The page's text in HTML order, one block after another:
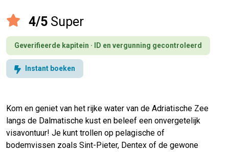
4/5 Super
Geverifieerde kapitein · ID en vergunning gecontroleerd
Instant boeken
Kom en geniet van het rijke water van de Adriatische Zee
langs de Dalmatische kust en beleef een onvergetelijk
visavontuur! Je kunt trollen op pelagische of
bodemvissen zoals Sint-Pieter, Dentex of de gewone